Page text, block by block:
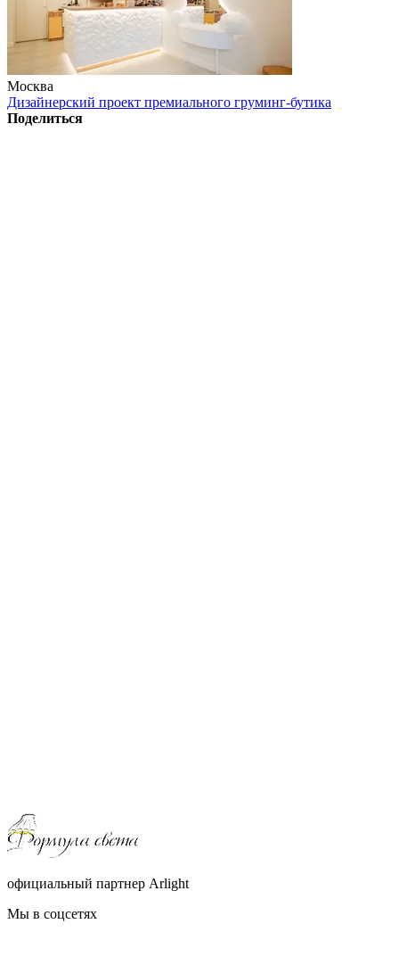
Москва
Дизайнерский проект премиального груминг-бутика
Поделиться
официальный партнер Arlight
Мы в соцсетях